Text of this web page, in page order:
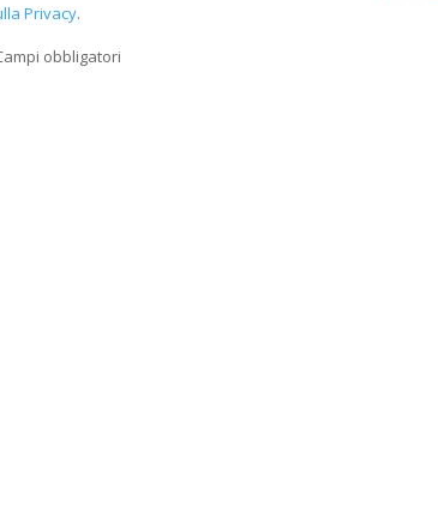
Privacy.
obbligatori